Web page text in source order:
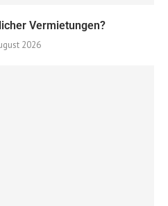
Vermietungen?
2026